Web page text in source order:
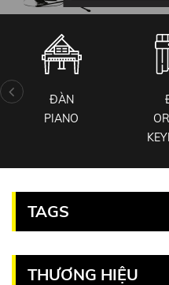
ĐÀN
PIANO
TAGS
THƯƠNG HIỆU